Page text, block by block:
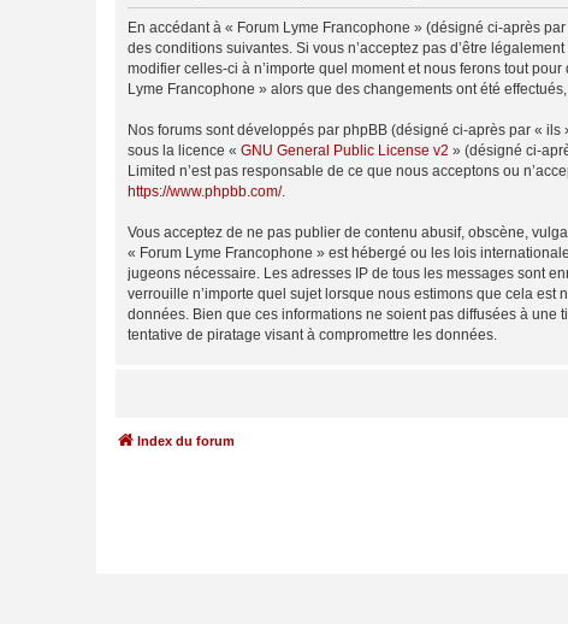
En accédant à « Forum Lyme Francophone » (désigné ci-après
des conditions suivantes. Si vous n’acceptez pas d’être
modifier celles-ci à n’importe quel moment et nous ferons tout
Lyme Francophone » alors que des changements ont été
Nos forums sont développés par phpBB (désigné ci-après par «
sous la licence « GNU General Public License v2 » (désigné ci-
Limited n’est pas responsable de ce que nous acceptons ou
https://www.phpbb.com/.
Vous acceptez de ne pas publier de contenu abusif, obscène,
« Forum Lyme Francophone » est hébergé ou les lois
jugeons nécessaire. Les adresses IP de tous les messages sont
verrouille n’importe quel sujet lorsque nous estimons que cela
données. Bien que ces informations ne soient pas diffusées à
tentative de piratage visant à compromettre les données.
Index du forum